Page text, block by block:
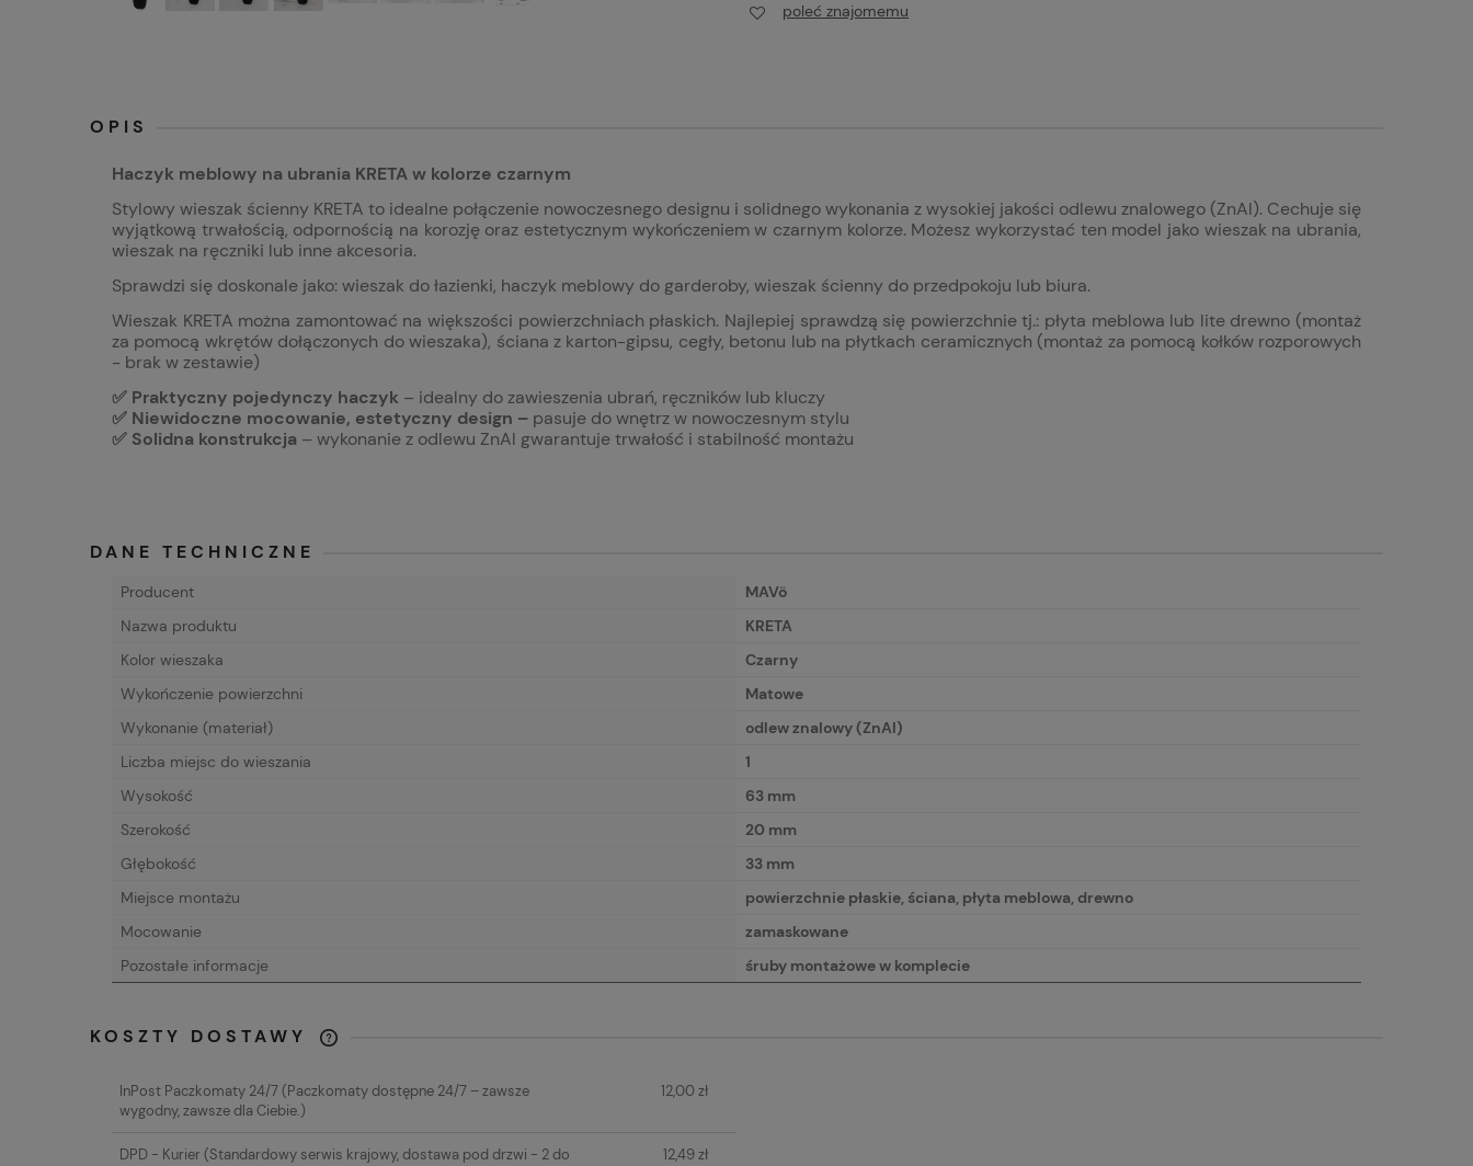
poleć znajomemu
OPIS
Haczyk meblowy na ubrania KRETA w kolorze czarnym
Stylowy wieszak ścienny KRETA to idealne połączenie nowoczesnego designu i solidnego wykonania z wysokiej jakości odlewu znalowego (ZnAl). Cechuje się
wyjątkową trwałością, odpornością na korozję oraz estetycznym wykończeniem w czarnym kolorze. Możesz wykorzystać ten model jako wieszak na ubrania,
wieszak na ręczniki lub inne akcesoria.
Sprawdzi się doskonale jako: wieszak do łazienki, haczyk meblowy do garderoby, wieszak ścienny do przedpokoju lub biura.
Wieszak KRETA można zamontować na większości powierzchniach płaskich. Najlepiej sprawdzą się powierzchnie tj.: płyta meblowa lub lite drewno (montaż
za pomocą wkrętów dołączonych do wieszaka), ściana z karton-gipsu, cegły, betonu lub na płytkach ceramicznych (montaż za pomocą kołków rozporowych
- brak w zestawie)
✅ Praktyczny pojedynczy haczyk – idealny do zawieszenia ubrań, ręczników lub kluczy
✅ Niewidoczne mocowanie, estetyczny design – pasuje do wnętrz w nowoczesnym stylu
✅ Solidna konstrukcja – wykonanie z odlewu ZnAl gwarantuje trwałość i stabilność montażu
DANE TECHNICZNE
Producent
MAVö
Nazwa produktu
KRETA
Kolor wieszaka
Czarny
Wykończenie powierzchni
Matowe
Wykonanie (materiał)
odlew znalowy (ZnAl)
Liczba miejsc do wieszania
1
Wysokość
63 mm
Szerokość
20 mm
Głębokość
33 mm
Miejsce montażu
powierzchnie płaskie, ściana, płyta meblowa, drewno
Mocowanie
zamaskowane
Pozostałe informacje
śruby montażowe w komplecie
KOSZTY DOSTAWY
CENA NIE ZAWIERA
InPost Paczkomaty 24/7(Paczkomaty dostępne 24/7 – zawsze
wygodny, zawsze dla Ciebie.)
12,00 zł
DPD - Kurier(Standardowy serwis krajowy, dostawa pod drzwi - 2 do
12,49 zł